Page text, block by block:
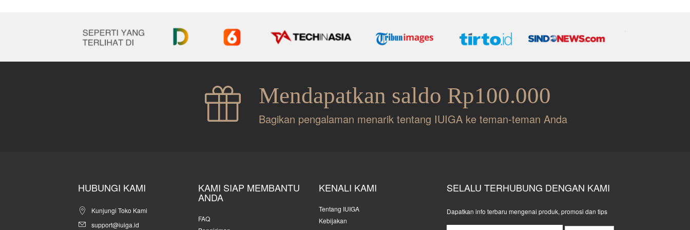
Mendapatkan saldo Rp100.000
Bagikan pengalaman menarik tentang IUIGA ke teman-teman Anda
HUBUNGI KAMI
Kunjungi Toko Kami
support@iuiga.id
KAMI SIAP MEMBANTU
ANDA
FAQ
KENALI KAMI
Tentang IUIGA
Kebijakan
SELALU TERHUBUNG DENGAN KAMI
Dapatkan info terbaru mengenai produk, promosi dan tips